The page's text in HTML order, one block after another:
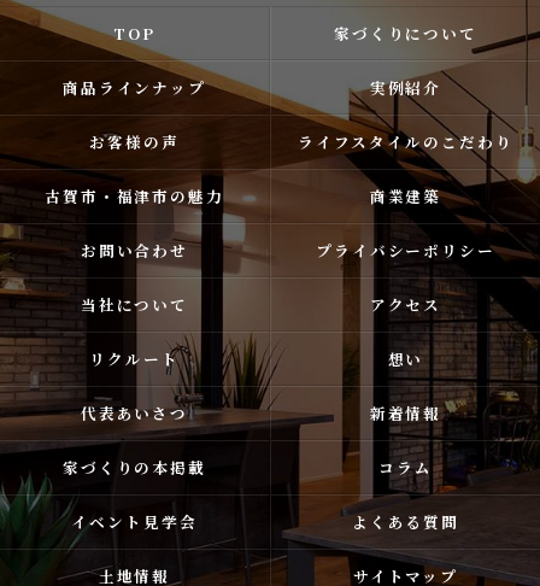
TOP 家づくりについて
商品ラインナップ 実例紹介
お客様の声 ライフスタイルのこだわり
古賀市・福津市の魅力 商業建築
お問い合わせ プライバシーポリシー
当社について アクセス
リクルート 想い
代表あいさつ 新着情報
家づくりの本掲載 コラム
イベント見学会 よくある質問
土地情報 サイトマップ